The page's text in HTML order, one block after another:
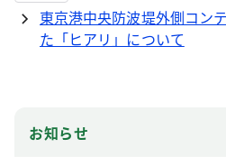
東京港中央防波堤外側コン
た「ヒアリ」について
お知らせ